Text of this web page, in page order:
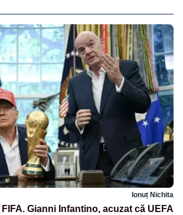
Ionuț Nichita
Gianni Infantino, acuzat că UEFA